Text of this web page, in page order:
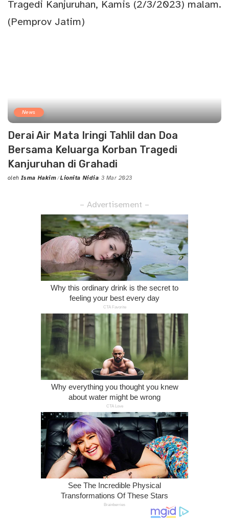
News
Derai Air Mata Iringi Tahlil dan Doa
Bersama Keluarga Korban Tragedi
Kanjuruhan di Grahadi
Posted
oleh Isma Hakim Lionita Nidia 3 Mar 2023
– Advertisement –